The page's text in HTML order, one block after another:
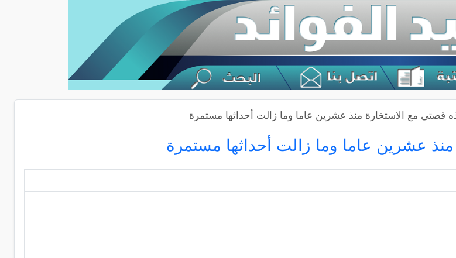
قصتي مع الاستخارة منذ عشرين عاما وما زالت أحداثها مستمرة
عشرين عاما وما زالت أحداثها مستمرة